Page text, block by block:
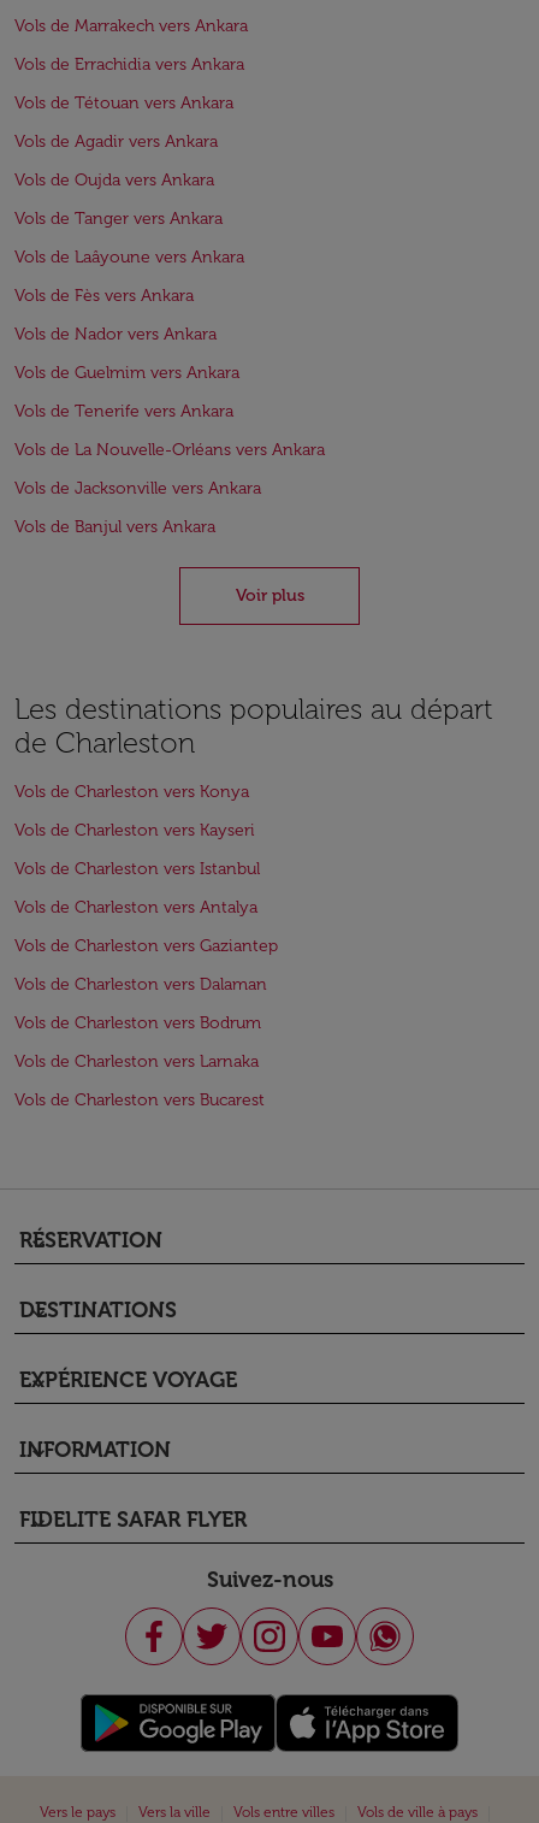
Vols de Marrakech vers Ankara
Vols de Errachidia vers Ankara
Vols de Tétouan vers Ankara
Vols de Agadir vers Ankara
Vols de Oujda vers Ankara
Vols de Tanger vers Ankara
Vols de Laâyoune vers Ankara
Vols de Fès vers Ankara
Vols de Nador vers Ankara
Vols de Guelmim vers Ankara
Vols de Tenerife vers Ankara
Vols de La Nouvelle-Orléans vers Ankara
Vols de Jacksonville vers Ankara
Vols de Banjul vers Ankara
Voir plus
Les destinations populaires au départ
de Charleston
Vols de Charleston vers Konya
Vols de Charleston vers Kayseri
Vols de Charleston vers Istanbul
Vols de Charleston vers Antalya
Vols de Charleston vers Gaziantep
Vols de Charleston vers Dalaman
Vols de Charleston vers Bodrum
Vols de Charleston vers Larnaka
Vols de Charleston vers Bucarest
RÉSERVATION
keyboard_arrow_down
DESTINATIONS
keyboard_arrow_down
EXPÉRIENCE VOYAGE
keyboard_arrow_down
INFORMATION
keyboard_arrow_down
FIDELITE SAFAR FLYER
keyboard_arrow_down
Suivez-nous
Vers le pays Vers la ville Vols entre villes Vols de ville à pays